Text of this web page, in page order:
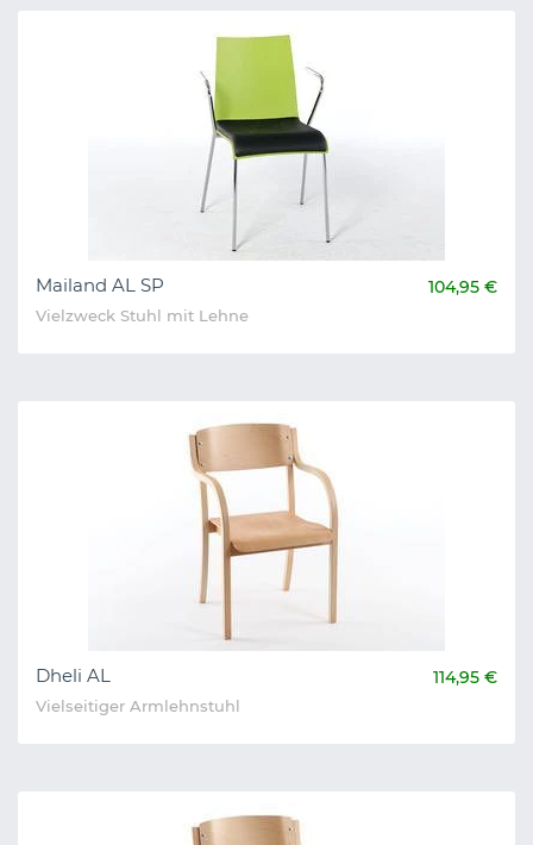
Mailand AL SP 104,95 €
Vielzweck Stuhl mit Lehne
Dheli AL 114,95 €
Vielseitiger Armlehnstuhl